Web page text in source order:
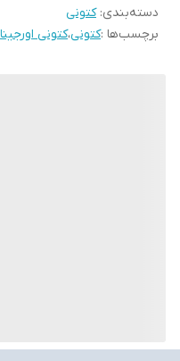
دسته‌بندی:کتونی
برچسب‌ها :کتونی،کتونی